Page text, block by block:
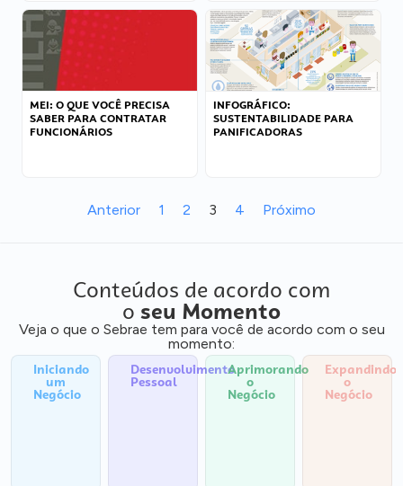
MEI: O QUE VOCÊ PRECISA
SABER PARA CONTRATAR
FUNCIONÁRIOS
INFOGRÁFICO:
SUSTENTABILIDADE PARA
PANIFICADORAS
Anterior 1 2 3 4 Próximo
Conteúdos de acordo com
o seu Momento
Veja o que o Sebrae tem para você de acordo com o seu
momento:
Iniciando
um
Negócio
Desenvolvimento
Pessoal
Aprimorando
o
Negócio
Expandindo
o
Negócio